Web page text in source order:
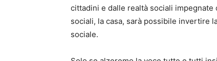
cittadini e dalle realtà sociali
sociali, la casa, sarà possibile invertire
sociale.